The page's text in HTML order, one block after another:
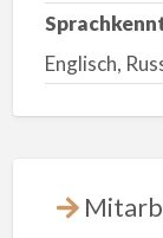
Englisch,